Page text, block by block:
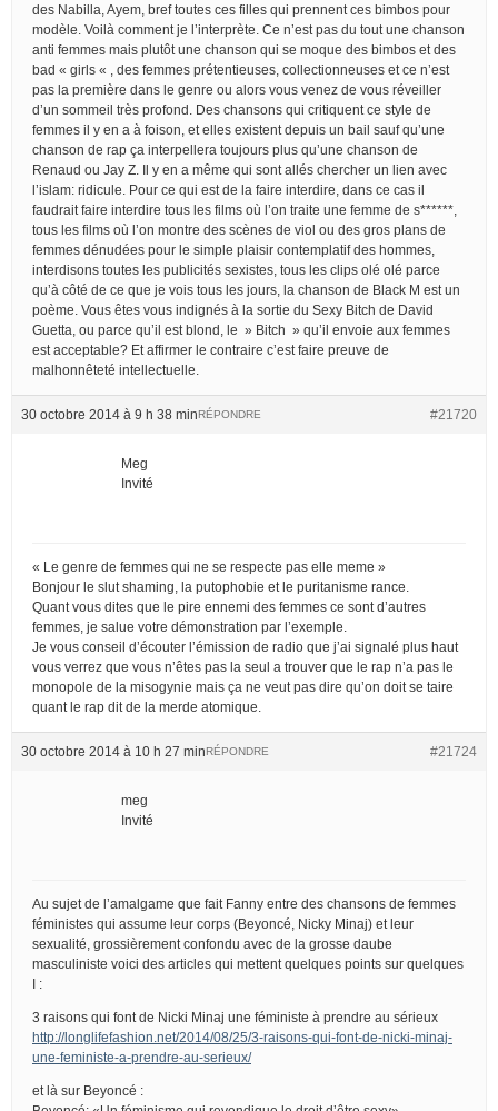
des Nabilla, Ayem, bref toutes ces filles qui prennent ces bimbos pour
modèle. Voilà comment je l’interprète. Ce n’est pas du tout une chanson
anti femmes mais plutôt une chanson qui se moque des bimbos et des
bad « girls « , des femmes prétentieuses, collectionneuses et ce n’est
pas la première dans le genre ou alors vous venez de vous réveiller
d’un sommeil très profond. Des chansons qui critiquent ce style de
femmes il y en a à foison, et elles existent depuis un bail sauf qu’une
chanson de rap ça interpellera toujours plus qu’une chanson de
Renaud ou Jay Z. Il y en a même qui sont allés chercher un lien avec
l’islam: ridicule. Pour ce qui est de la faire interdire, dans ce cas il
faudrait faire interdire tous les films où l’on traite une femme de s******,
tous les films où l’on montre des scènes de viol ou des gros plans de
femmes dénudées pour le simple plaisir contemplatif des hommes,
interdisons toutes les publicités sexistes, tous les clips olé olé parce
qu’à côté de ce que je vois tous les jours, la chanson de Black M est un
poème. Vous êtes vous indignés à la sortie du Sexy Bitch de David
Guetta, ou parce qu’il est blond, le » Bitch » qu’il envoie aux femmes
est acceptable? Et affirmer le contraire c’est faire preuve de
malhonnêteté intellectuelle.
30 octobre 2014 à 9 h 38 min #21720
RÉPONDRE
Meg
Invité
« Le genre de femmes qui ne se respecte pas elle meme »
Bonjour le slut shaming, la putophobie et le puritanisme rance.
Quant vous dites que le pire ennemi des femmes ce sont d’autres
femmes, je salue votre démonstration par l’exemple.
Je vous conseil d’écouter l’émission de radio que j’ai signalé plus haut
vous verrez que vous n’êtes pas la seul a trouver que le rap n’a pas le
monopole de la misogynie mais ça ne veut pas dire qu’on doit se taire
quant le rap dit de la merde atomique.
30 octobre 2014 à 10 h 27 min #21724
RÉPONDRE
meg
Invité
Au sujet de l’amalgame que fait Fanny entre des chansons de femmes
féministes qui assume leur corps (Beyoncé, Nicky Minaj) et leur
sexualité, grossièrement confondu avec de la grosse daube
masculiniste voici des articles qui mettent quelques points sur quelques
I :
3 raisons qui font de Nicki Minaj une féministe à prendre au sérieux
http://longlifefashion.net/2014/08/25/3-raisons-qui-font-de-nicki-minaj-
une-feministe-a-prendre-au-serieux/
et là sur Beyoncé :